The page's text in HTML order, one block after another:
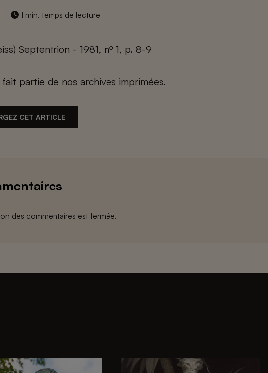
1 min. temps de lecture
Septentrion - 1981, nº 1, p. 8-9
partie de nos archives imprimées.
CET ARTICLE
des commentaires est fermée.